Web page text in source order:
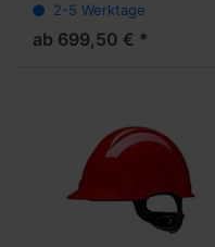
Silikonklebstoff,
hochtemperaturbeständig,
Durchschlagfestigkeit >7.5
2-5 Werktage
ab 699,50 € *